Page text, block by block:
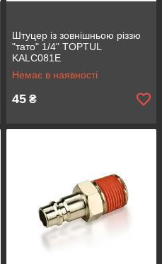
Штуцер із зовнішньою різзю
"тато" 1/4" TOPTUL
KALC081E
Немає в наявності
45 ₴